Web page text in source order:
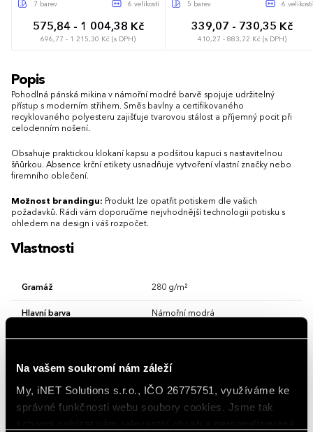
Na vašem soukromí nám záleží
My, iNET Solutions s.r.o., IČO 26775751, využíváme ke
správné funkčnosti webu soubory cookies. Jsme tak
7 barev 6 velikostí
575,84 - 1 004,38 Kč
696,77 - 1 215,30 Kč (s DPH)
XS
5 barev 6 velikostí
339,07 - 730,35 Kč
410,27 - 883,72 Kč (s DPH)
Popis
Pohodlná pánská mikina v námořní modré barvě spojuje udržitelný
přístup s moderním střihem. Směs bavlny a certifikovaného
recyklovaného polyesteru zajišťuje tvarovou stálost a příjemný pocit při
celodenním nošení.
Obsahuje praktickou klokaní kapsu a podšitou kapuci s nastavitelnou
šňůrkou. Absence krční etikety usnadňuje vytvoření vlastní značky nebo
firemního oblečení.
Možnost brandingu: Produkt lze opatřit potiskem dle vašich
požadavků. Rádi vám doporučíme nejvhodnější technologii potisku s
ohledem na design i váš rozpočet.
Vlastnosti
Gramáž 280 g/m²
Hlavní barva Námořní modrá
Kapuce S kapucí
Materiál bavlna 80 %, recyklovaný polyester 20 %
Vlastnosti/Provedení S klokankou